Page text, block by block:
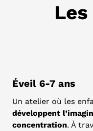
Éveil 6-7 ans
Un atelier où les
développent
concentration. À